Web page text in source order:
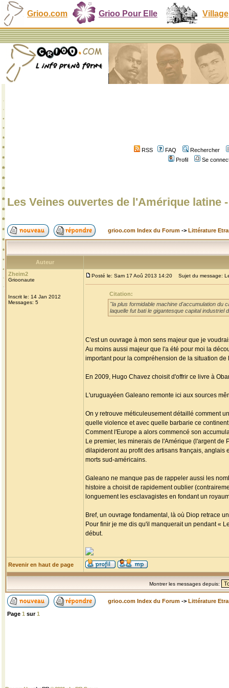
Grioo.com Grioo Pour Elle Village
RSS FAQ
Rechercher
Profil
Se
Les Veines ouvertes de l'Amérique latine
grioo.com Index du Forum -> Littérature
Auteur
Zheim2
Grioonaute
Inscrit le: 14 Jan 2012
Messages: 5
Posté le: Sam 17 Aoû 2013 14:20 Sujet du message:
Citation:
"la plus formidable machine d'accumulation du
laquelle fut bati le gigantesque capital industriel
C'est un ouvrage à mon sens majeur que je
Au moins aussi majeur que l'a été pour moi la
important pour la compréhension de la situation
En 2009, Hugo Chavez choisit d'offrir ce livre à
L'uruguayéen Galeano remonte ici aux sources
On y retrouve méticuleusement détaillé comment
quelle violence et avec quelle barbarie ce
Comment l'Europe a alors commencé son
Le premier, les minerais de l'Amérique (l'argent
dilapideront au profit des artisans français,
morts sud-américains.
Galeano ne manque pas de rappeler aussi les
histoire a choisit de rapidement oublier
longuement les esclavagistes en fondant un
Bref, un ouvrage fondamental, là où Diop retrace
Pour finir je me dis qu'il manquerait un pendant «
début.
Revenir en haut de page
Montrer les messages depuis:
grioo.com Index du Forum -> Littérature
Page 1 sur1